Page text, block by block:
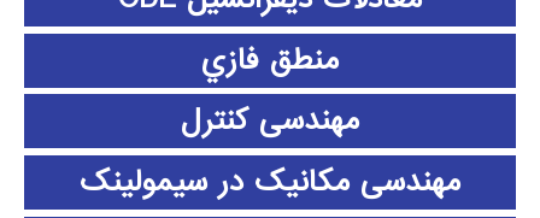
منطق فازي
مهندسی کنترل
مهندسی مکانیک در سیمولینک